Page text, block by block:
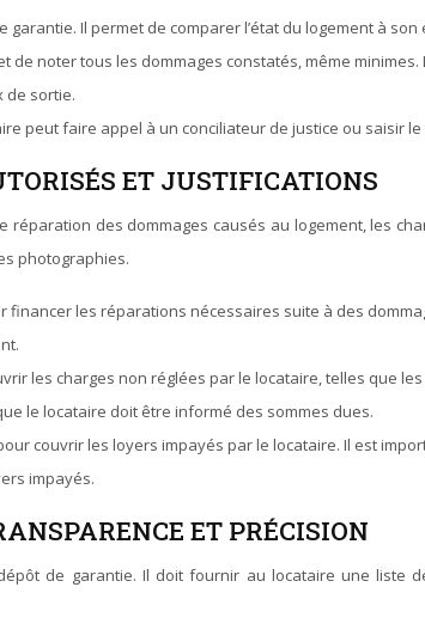
Il permet de comparer l’état du logement à
de noter tous les dommages constatés, même
de sortie.
peut faire appel à un conciliateur de justice ou saisir
ET JUSTIFICATIONS
des dommages causés au logement, les
photographies.
les réparations nécessaires suite à des
les charges non réglées par le locataire, telles que les
le locataire doit être informé des sommes dues.
couvrir les loyers impayés par le locataire. Il est
impayés.
ET PRÉCISION
de garantie. Il doit fournir au locataire une liste